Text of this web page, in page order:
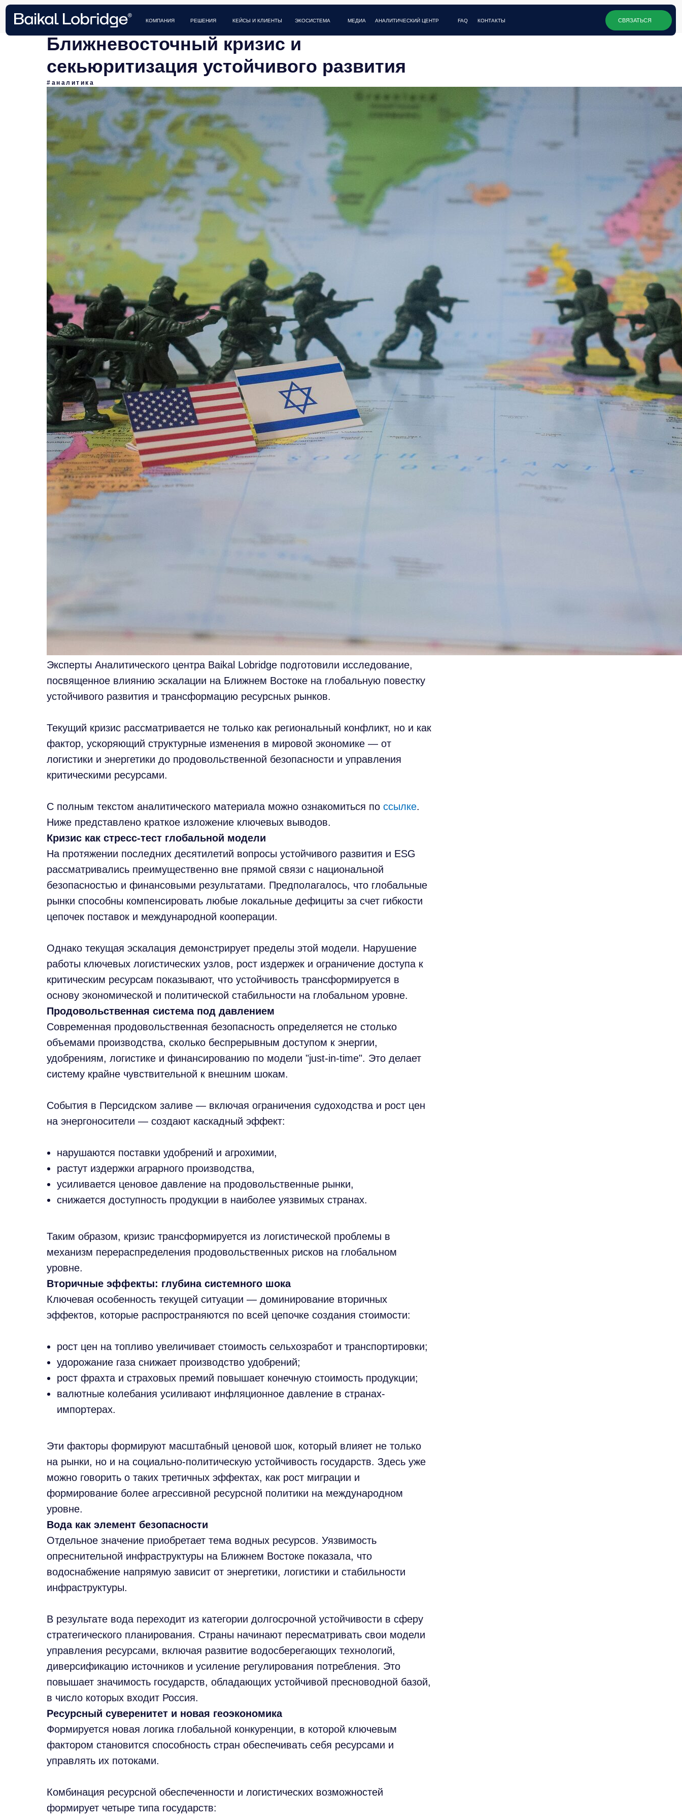
КОНТАКТЫ
FAQ
МЕДИА АНАЛИТИЧЕСКИЙ ЦЕНТР
ЭКОСИСТЕМА
РЕШЕНИЯ КЕЙСЫ И КЛИЕНТЫ
КОМПАНИЯ
Ближневосточный кризис и
секьюритизация устойчивого развития
#аналитика
Эксперты Аналитического центра Baikal Lobridge подготовили исследование,
посвященное влиянию эскалации на Ближнем Востоке на глобальную повестку
устойчивого развития и трансформацию ресурсных рынков.
Текущий кризис рассматривается не только как региональный конфликт, но и как
фактор, ускоряющий структурные изменения в мировой экономике — от
логистики и энергетики до продовольственной безопасности и управления
критическими ресурсами.
С полным текстом аналитического материала можно ознакомиться по ссылке.
Ниже представлено краткое изложение ключевых выводов.
Кризис как стресс-тест глобальной модели
На протяжении последних десятилетий вопросы устойчивого развития и ESG
рассматривались преимущественно вне прямой связи с национальной
безопасностью и финансовыми результатами. Предполагалось, что глобальные
рынки способны компенсировать любые локальные дефициты за счет гибкости
цепочек поставок и международной кооперации.
Однако текущая эскалация демонстрирует пределы этой модели. Нарушение
работы ключевых логистических узлов, рост издержек и ограничение доступа к
критическим ресурсам показывают, что устойчивость трансформируется в
основу экономической и политической стабильности на глобальном уровне.
Продовольственная система под давлением
Современная продовольственная безопасность определяется не столько
объемами производства, сколько беспрерывным доступом к энергии,
удобрениям, логистике и финансированию по модели "just-in-time". Это делает
систему крайне чувствительной к внешним шокам.
События в Персидском заливе — включая ограничения судоходства и рост цен
на энергоносители — создают каскадный эффект:
нарушаются поставки удобрений и агрохимии,
растут издержки аграрного производства,
усиливается ценовое давление на продовольственные рынки,
снижается доступность продукции в наиболее уязвимых странах.
Таким образом, кризис трансформируется из логистической проблемы в
механизм перераспределения продовольственных рисков на глобальном
уровне.
Вторичные эффекты: глубина системного шока
Ключевая особенность текущей ситуации — доминирование вторичных
эффектов, которые распространяются по всей цепочке создания стоимости:
рост цен на топливо увеличивает стоимость сельхозработ и транспортировки;
удорожание газа снижает производство удобрений;
рост фрахта и страховых премий повышает конечную стоимость продукции;
валютные колебания усиливают инфляционное давление в странах-
импортерах.
Эти факторы формируют масштабный ценовой шок, который влияет не только
на рынки, но и на социально-политическую устойчивость государств. Здесь уже
можно говорить о таких третичных эффектах, как рост миграции и
формирование более агрессивной ресурсной политики на международном
уровне.
Вода как элемент безопасности
Отдельное значение приобретает тема водных ресурсов. Уязвимость
опреснительной инфраструктуры на Ближнем Востоке показала, что
водоснабжение напрямую зависит от энергетики, логистики и стабильности
инфраструктуры.
В результате вода переходит из категории долгосрочной устойчивости в сферу
стратегического планирования. Страны начинают пересматривать свои модели
управления ресурсами, включая развитие водосберегающих технологий,
диверсификацию источников и усиление регулирования потребления. Это
повышает значимость государств, обладающих устойчивой пресноводной базой,
в число которых входит Россия.
Ресурсный суверенитет и новая геоэкономика
Формируется новая логика глобальной конкуренции, в которой ключевым
фактором становится способность стран обеспечивать себя ресурсами и
управлять их потоками.
Комбинация ресурсной обеспеченности и логистических возможностей
формирует четыре типа государств: